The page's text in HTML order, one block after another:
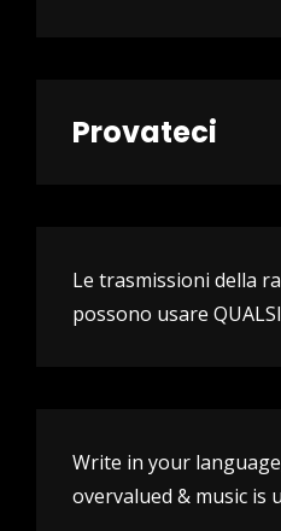
Provateci
Le trasmissioni della
possono usare
Write in your
overvalued & music is